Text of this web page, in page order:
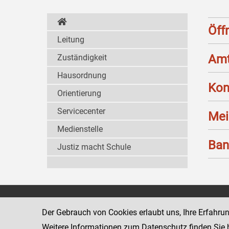
Leitung
Zuständigkeit
Hausordnung
Orientierung
Servicecenter
Medienstelle
Justiz macht Schule
Zivilrechtssachen Graz
Marburger
Der Gebrauch von Cookies erlaubt uns, Ihre